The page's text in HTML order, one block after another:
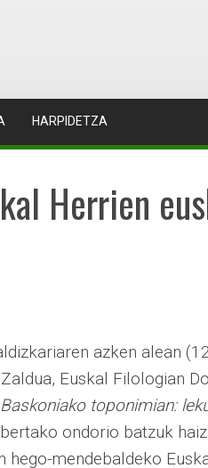
HARPIDETZA
Herrien
azken alean
Euskal Filologian
toponimian:
ondorio batzuk
hego-mendebaldeko